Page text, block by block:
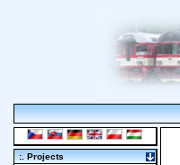
:. Projects